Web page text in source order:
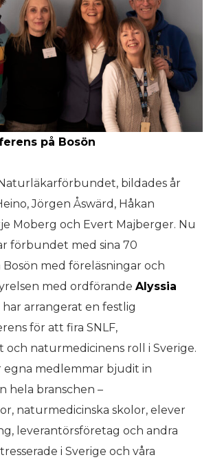
på Bosön
Naturläkarförbundet, bildades år
Jörgen Åswärd, Håkan
Moberg och Evert Majberger. Nu
förbundet med sina 70
med föreläsningar och
med ordförande Alyssia
har arrangerat en festlig
för att fira SNLF,
naturmedicinens roll i Sverige.
egna medlemmar bjudit in
hela branschen –
naturmedicinska skolor, elever
leverantörsföretag och andra
i Sverige och våra